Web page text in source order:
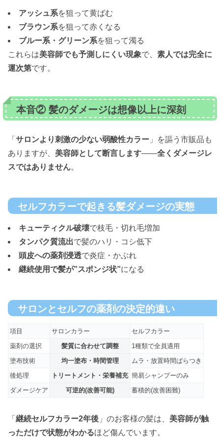
アッシュ系を狙って黄ばむ
ブラウン系を狙って赤くなる
ブルー系・グリーン系を狙って濁る
これらは美容師でも予測しにくい現象で、 素人では完全に
運次第です。
本音② 髪のダメージは想像以上に深刻
「 サロンより刺激の少ない弱酸性カラー 」を謳う市販品も
ありますが、 美容師として断言します——全くダメージレ
スではありません。
セルフカラーで起きる髪ダメージの実態
キューティクル破壊で枝毛・切れ毛増加
タンパク質流出で髪のハリ・コシ低下
頭皮への薬剤浸透で炎症・かぶれ
継続使用で髪が”スポンジ状”になる
サロンとセルフの薬剤の決定的違い
項目 サロンカラー
セルフカラー
薬剤の選択
髪質に合わせて調整
1種類で全員適用
塗布技術
均一塗布・時間管理
ムラ・放置時間ばらつき
後処理
トリートメント・栄養補充 簡易シャンプーのみ
ダメージケア
可逆的(改善可能) 蓄積的(改善困難)
「 継続セルフカラー2年後 」のお客様の髪は、 美容師が触
っただけで状態がわかるほど傷んでいます。